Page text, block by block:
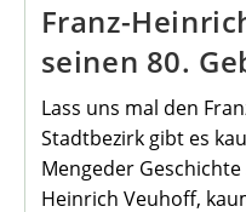
Franz-
seinen 80.
Lass uns mal den
Stadtbezirk gibt es
Mengeder
Heinrich Veuhoff,